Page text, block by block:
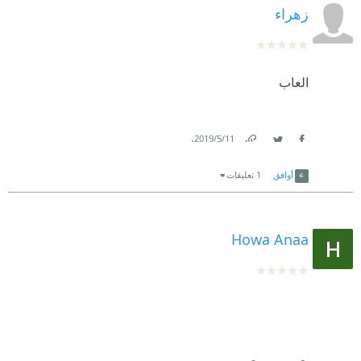
زهراء
العاب
11‏/5‏/2019
.
أوافق 1 تعليقات
Howa Anaa